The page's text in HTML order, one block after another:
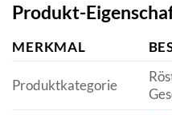
Produkt-
MERKMAL
Produktkategorie